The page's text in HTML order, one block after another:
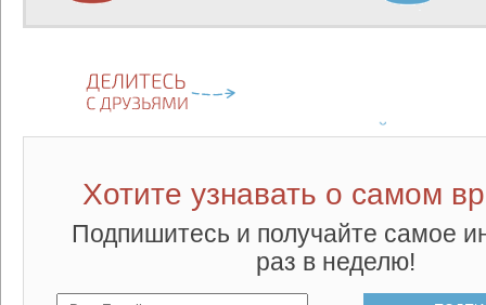
Хотите узнавать о самом
Подпишитесь и получайте самое
раз в неделю!